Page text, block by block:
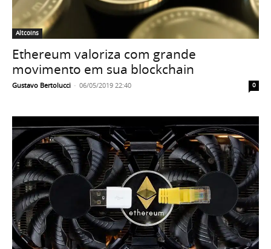
Altcoins
Ethereum valoriza com grande
movimento em sua blockchain
Gustavo Bertolucci - 06/05/2019 22:40 0